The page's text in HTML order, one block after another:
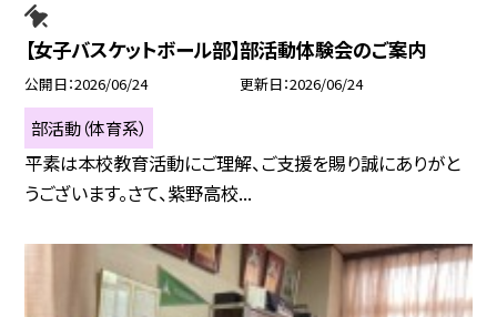
【女子バスケットボール部】部活動体験会のご案内
公開日 2026/06/24 更新日 2026/06/24
部活動（体育系）
平素は本校教育活動にご理解、ご支援を賜り誠にありがと
うございます。さて、紫野高校...